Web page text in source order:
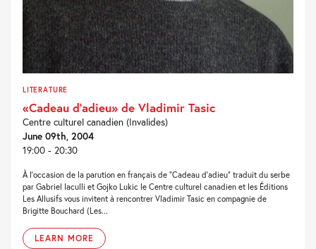
LITERATURE
«Cadeau d’adieu» de Vladimir Tasic
Centre culturel canadien (Invalides)
June 09th, 2004
19:00 - 20:30
À l’occasion de la parution en français de “Cadeau d’adieu” traduit du serbe
par Gabriel Iaculli et Gojko Lukic le Centre culturel canadien et les Éditions
Les Allusifs vous invitent à rencontrer Vladimir Tasic en compagnie de
Brigitte Bouchard (Les...
LEARN MORE